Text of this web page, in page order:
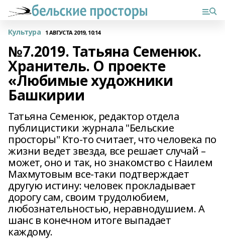
Культура 1 АВГУСТА 2019, 10:14
№7.2019. Татьяна Семенюк.
Хранитель. О проекте
«Любимые художники
Башкирии
Татьяна Семенюк, редактор отдела
публицистики журнала "Бельские
просторы" Кто-то считает, что человека по
жизни ведет звезда, все решает случай –
может, оно и так, но знакомство с Наилем
Махмутовым все-таки подтверждает
другую истину: человек прокладывает
дорогу сам, своим трудолюбием,
любознательностью, неравнодушием. А
шанс в конечном итоге выпадает
каждому.